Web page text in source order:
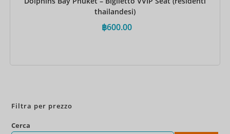
thailandesi)
฿600.00
Filtra per prezzo
Cerca